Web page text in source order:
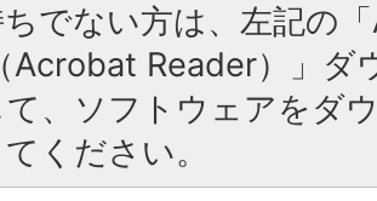
でない方は、左記の
Acrobat Reader）」ダ
て、ソフトウェアをダ
ください。